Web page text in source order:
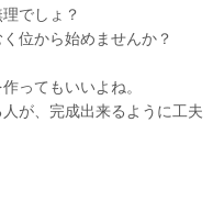
でしょ？
位から始めませんか？
ってもいいよね。
が、完成出来るように工夫